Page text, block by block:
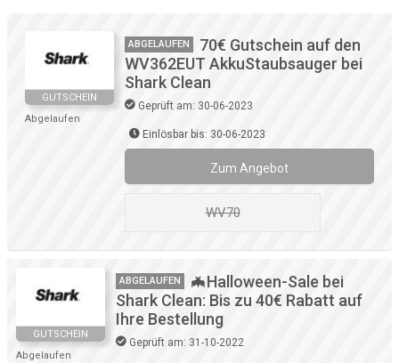
GUTSCHEIN
Abgelaufen
ABGELAUFEN
70€ Gutschein auf den
WV362EUT AkkuStaubsauger bei
Shark Clean
Geprüft am: 30-06-2023
Einlösbar bis: 30-06-2023
Zum Angebot
WV70
GUTSCHEIN
Abgelaufen
ABGELAUFEN
🦇Halloween-Sale bei
Shark Clean: Bis zu 40€ Rabatt auf
Ihre Bestellung
Geprüft am: 31-10-2022